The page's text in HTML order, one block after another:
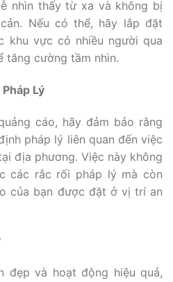
nhìn thấy từ xa và không bị
Nếu có thể, hãy lắp đặt
khu vực có nhiều người qua
tăng cường tầm nhìn.
Lý
cáo, hãy đảm bảo rằng
pháp lý liên quan đến việc
địa phương. Việc này không
các rắc rối pháp lý mà còn
của bạn được đặt ở vị trí an
đẹp và hoạt động hiệu quả,